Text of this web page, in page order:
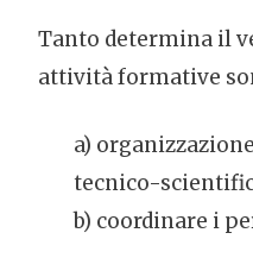
Tanto determina il
attività formative
a)
tecnico-
b) coordinare i